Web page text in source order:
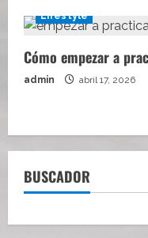
Lifestyle
Cómo empezar a
admin abril 17, 2026
BUSCADOR